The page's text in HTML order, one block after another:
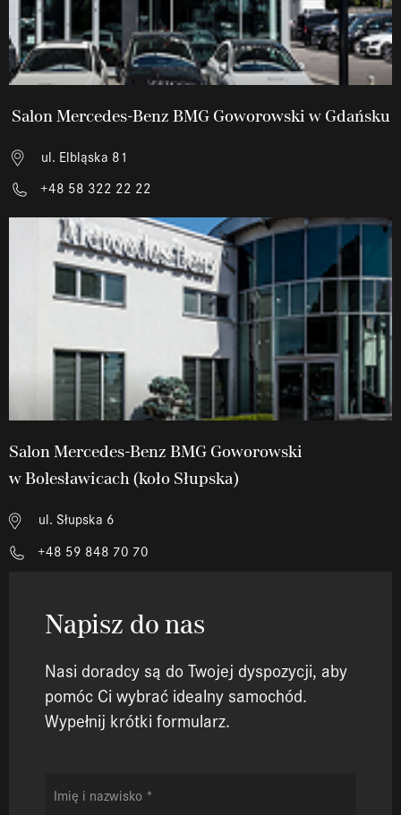
Salon Mercedes-Benz BMG Goworowski w Gdańsku
ul. Elbląska 81
+48 58 322 22 22
Salon Mercedes-Benz BMG Goworowski
w Bolesławicach (koło Słupska)
ul. Słupska 6
+48 59 848 70 70
Napisz do nas
Nasi doradcy są do Twojej dyspozycji, aby
pomóc Ci wybrać idealny samochód.
Wypełnij krótki formularz.